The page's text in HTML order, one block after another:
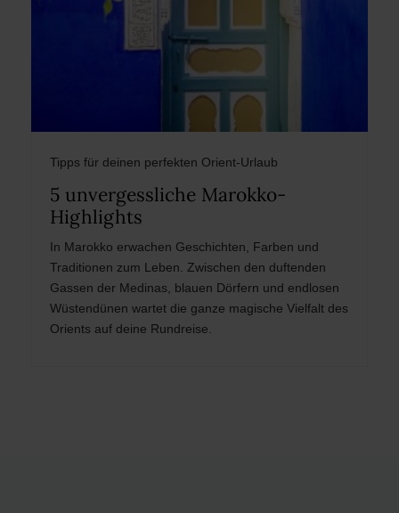
Tipps für deinen perfekten Orient-Urlaub
5 unvergessliche Marokko-
Highlights
In Marokko erwachen Geschichten, Farben und
Traditionen zum Leben. Zwischen den duftenden
Gassen der Medinas, blauen Dörfern und endlosen
Wüstendünen wartet die ganze magische Vielfalt des
Orients auf deine Rundreise.